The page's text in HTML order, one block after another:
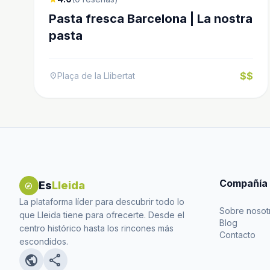
Pasta fresca Barcelona | La nostra
pasta
location_onPlaça de la Llibertat $$
explore EsLleida
La plataforma líder para descubrir todo lo
que Lleida tiene para ofrecerte. Desde el
centro histórico hasta los rincones más
escondidos.
public share
Compañía
Sobre
Blog
Contacto